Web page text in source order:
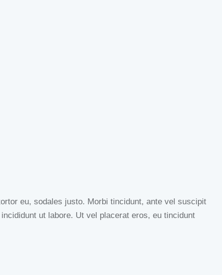
eu, sodales justo. Morbi tincidunt, ante vel suscipit
ut labore. Ut vel placerat eros, eu tincidunt